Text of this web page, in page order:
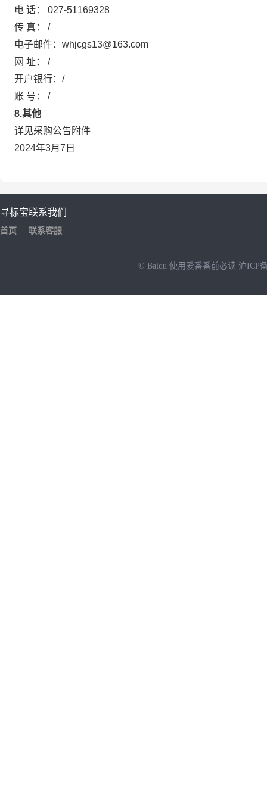
电 话： 027-51169328
传 真： /
电子邮件：whjcgs13@163.com
网 址： /
开户银行：/
账 号： /
8.其他
详见采购公告附件
2024年3月7日
寻标宝
首页
联系我们
联系客服
© Baidu 使用爱番番前必读 沪ICP